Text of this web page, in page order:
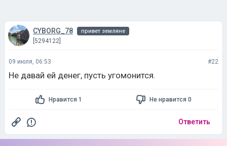
CYBORG_78 привет земляне
[5294122]
09 июля, 06:53 #22
Не давай ей денег, пусть угомонится.
Нравится 1 Не нравится 0
Ответить